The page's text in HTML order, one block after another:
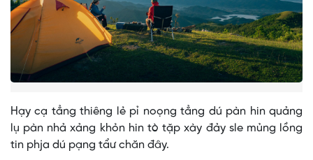
Hạy cạ tẳng thiêng lẻ pỉ noọng tẳng dú pàn hin quảng
lụ pàn nhả xảng khỏn hin tò tặp xày đảy sle mủng lồng
tin phja dú pạng tẩư chăn đây.